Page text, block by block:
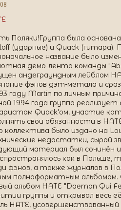
Поляки!Группа была
(ударные) и Quack (гитара).
название было
демо-лента команды
андеграундным лейблом
фэнов дэт-метала и
году Martin по личным
1994 года группа
Quack'ом, участие
свои обязанности в
коллектива было издано на
недостатки, сырой
материал был сочинён и
как в
фэнов, а также журналов в
полноформатным альбомом.
альбом НАТЕ "Daemon Qui
группы и открывал весь
НАТЕ, усовершенствованный